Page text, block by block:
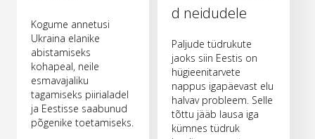
Kogume annetusi
Ukraina elanike
abistamiseks
kohapeal, neile
esmavajaliku
tagamiseks piirialadel
ja Eestisse saabunud
põgenike toetamiseks.
d neidudele
Paljude tüdrukute
jaoks siin Eestis on
hügieenitarvete
nappus igapäevast elu
halvav probleem. Selle
tõttu jääb lausa iga
kümnes tüdruk